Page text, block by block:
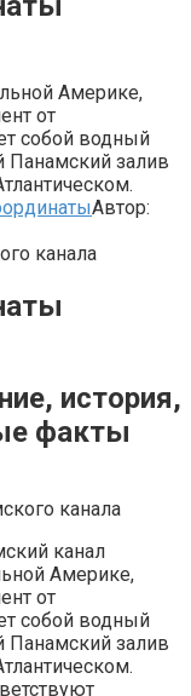
Америке,
от
собой водный
Панамский залив
Автор:
история,
факты
канал
Америке,
от
собой водный
Панамский залив